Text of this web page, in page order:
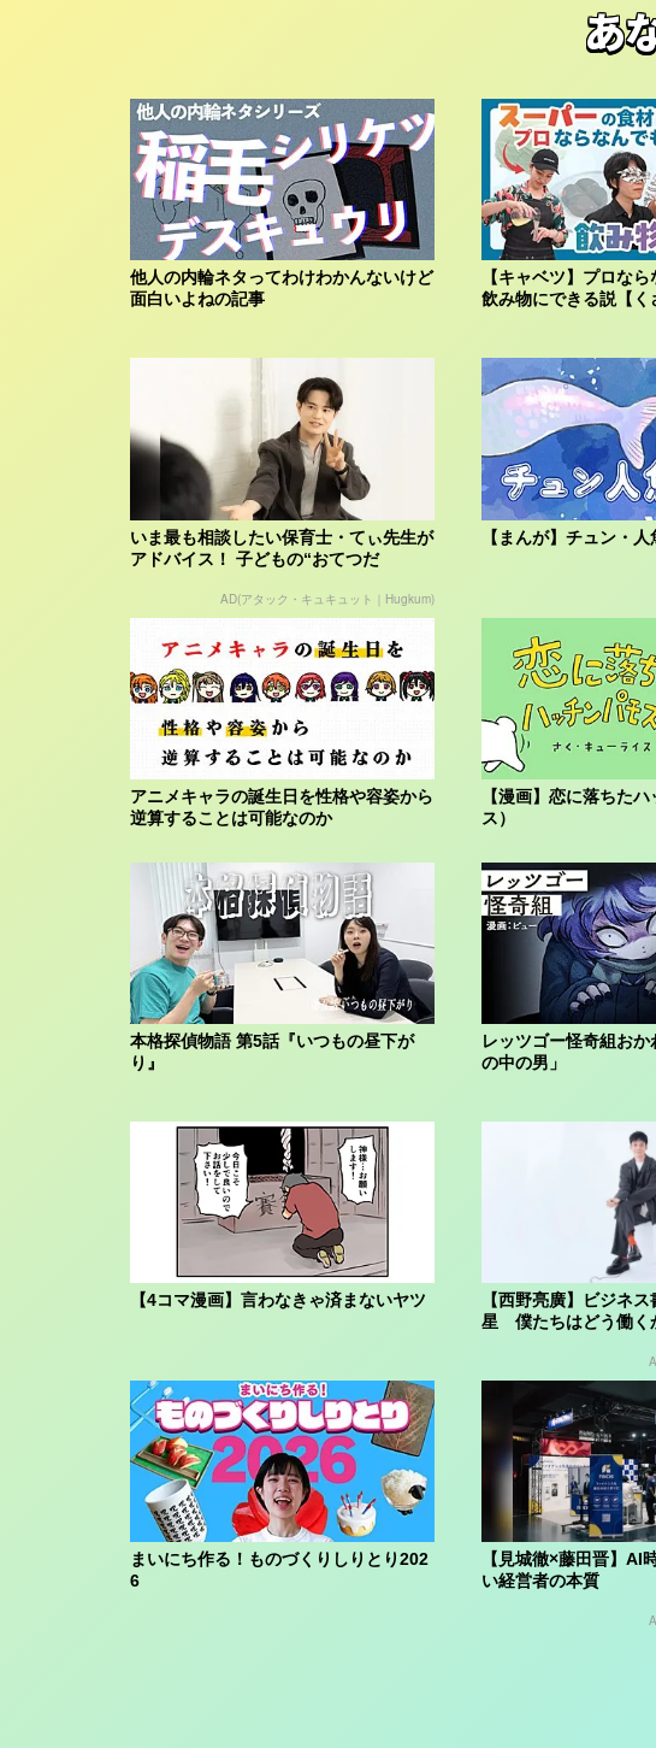
あ
他人の内輪ネタってわけわかんないけど
面白いよねの記事
【キャベツ】プロな
飲み物にできる説【く
いま最も相談したい保育士・てぃ先生が
アドバイス！ 子どもの“おてつだ
AD(アタック・キュキュット｜Hugkum)
【まんが】チュン・人
アニメキャラの誕生日を性格や容姿から
逆算することは可能なのか
【漫画】恋に落ちた
ス）
本格探偵物語 第5話『いつもの昼下が
り』
レッツゴー怪奇組お
の中の男」
【4コマ漫画】言わなきゃ済まないヤツ
【西野亮廣】ビジネ
星 僕たちはどう働く
まいにち作る！ものづくりしりとり202
6
【見城徹×藤田晋】AI
い経営者の本質